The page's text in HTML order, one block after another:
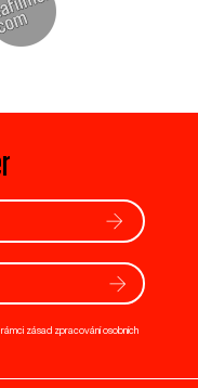
rámci zásad zpracování osobních